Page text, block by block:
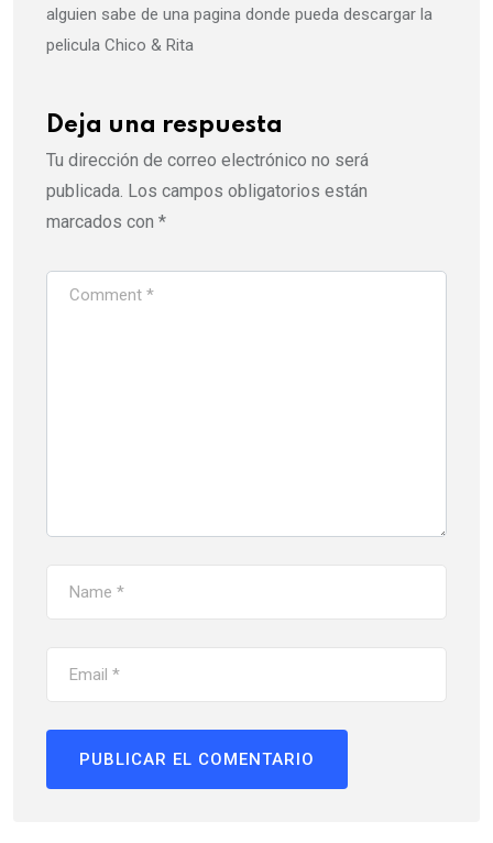
alguien sabe de una pagina donde pueda descargar la
pelicula Chico & Rita
Deja una respuesta
Tu dirección de correo electrónico no será
publicada. Los campos obligatorios están
marcados con *